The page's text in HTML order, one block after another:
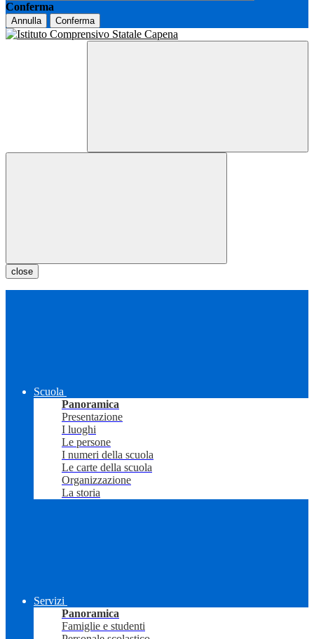
Conferma
Annulla Conferma
close
Scuola
Panoramica
Presentazione
I luoghi
Le persone
I numeri della scuola
Le carte della scuola
Organizzazione
La storia
Servizi
Panoramica
Famiglie e studenti